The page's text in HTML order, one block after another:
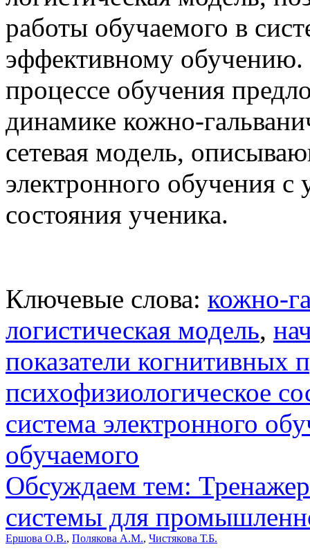
работы обучаемого в
эффективному обучению.
процессе обучения
динамике кожно-
сетевая модель,
электронного обучения с
состояния ученика.
Ключевые слова: кожно-
логистическая модель,
показатели когнитивных
психофизиологическое
система электронного
обучаемого
Обсуждаем тем:
системы для
Ершова О.В., Полякова А.М., Чистякова Т.Б.